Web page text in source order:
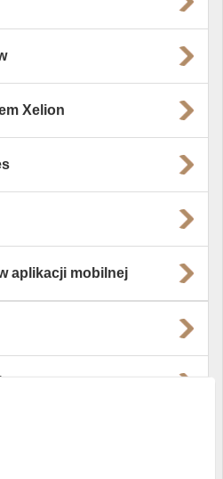
Xelion
aplikacji mobilnej